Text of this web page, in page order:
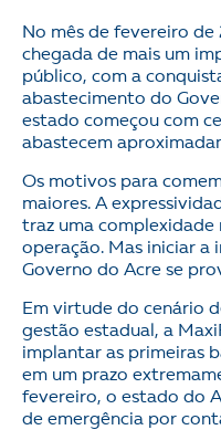
No mês de fevereiro
chegada de mais um
público, com a
abastecimento do
estado começou com
abastecem
Os motivos para
maiores. A
traz uma
operação. Mas iniciar
Governo do Acre se
Em virtude do cenário
gestão estadual, a
implantar as primeiras
em um prazo
fevereiro, o estado do
de emergência por